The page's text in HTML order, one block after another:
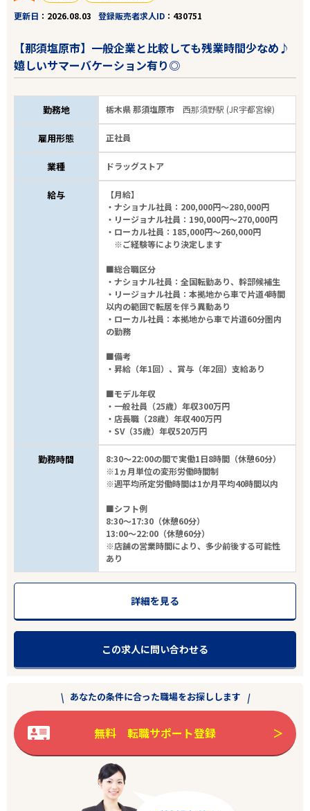
更新日
2026.08.03 登録販売者求人ID 430751
【那須塩原市】一般企業と比較しても残業時間少なめ♪
嬉しいサマーバケーション有り◎
勤務地 栃木県 那須塩原市西那須野駅 (JR宇都宮線)
雇用形態 正社員
業種 ドラッグストア
給与
【月給】
・ナショナル社員：200,000円～280,000円
・リージョナル社員：190,000円～270,000円
・ローカル社員：185,000円～260,000円
※ご経験等により決定します
■総合職区分
・ナショナル社員：全国転勤あり、幹部候補生
・リージョナル社員：本拠地から車で片道4時間
以内の範囲で転居を伴う異動あり
・ローカル社員：本拠地から車で片道60分圏内
の勤務
■備考
・昇給（年1回）、賞与（年2回）支給あり
■モデル年収
・一般社員（25歳）年収300万円
・店長職（28歳）年収400万円
・SV（35歳）年収520万円
勤務時間
8:30～22:00の間で実働1日8時間（休憩60分）
※1ヵ月単位の変形労働時間制
※週平均所定労働時間は1か月平均40時間以内
■シフト例
8:30～17:30（休憩60分）
13:00～22:00（休憩60分）
※店舗の営業時間により、多少前後する可能性
あり
詳細を見る
この求人に問い合わせる
あなたの条件に合った職場をお探しします
無料 転職サポート登録